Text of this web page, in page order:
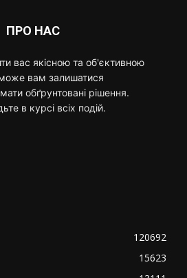
ПРО НАС
вас якісною та об'єктивною
вам залишатися
обґрунтовані рішення.
в курсі всіх подій.
120692
15623